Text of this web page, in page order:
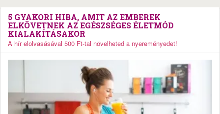
5 GYAKORI HIBA, AMIT AZ EMBEREK
ELKÖVETNEK AZ EGÉSZSÉGES ÉLETMÓD
KIALAKÍTÁSAKOR
A hír elolvasásával 500 Ft-tal növelheted a nyereményedet!